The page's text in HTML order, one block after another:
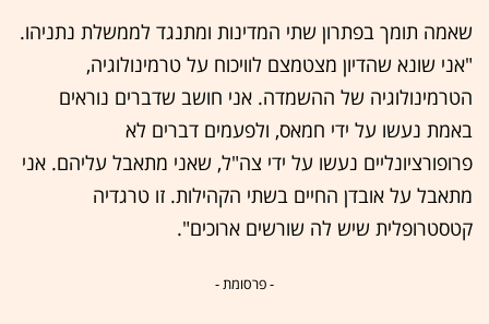
שאמה תומך בפתרון שתי המדינות ומתנגד לממשלת נתניהו.
"אני שונא שהדיון מצטמצם לוויכוח על טרמינולוגיה,
הטרמינולוגיה של ההשמדה. אני חושב שדברים נוראים
באמת נעשו על ידי חמאס, ולפעמים דברים לא
פרופורציונליים נעשו על ידי צה"ל, שאני מתאבל עליהם. אני
מתאבל על אובדן החיים בשתי הקהילות. זו טרגדיה
קטסטרופלית שיש לה שורשים ארוכים".
- פרסומת -